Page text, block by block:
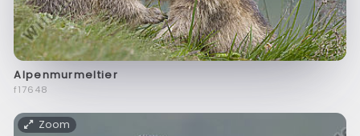
Alpenmurmeltier
f17648
Zoom